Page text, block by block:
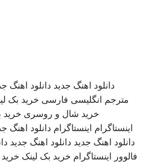
دانلود اهنگ جدید دانلود اهنگ
مترجم انگلیسی فارسی خرید بک
خرید شال و روسری خرید
اینستاگرام اینستاگرام دانلود اهنگ
دانلود اهنگ جدید دانلود اهنگ جدید
فالوور اینستاگرام خرید بک لینک